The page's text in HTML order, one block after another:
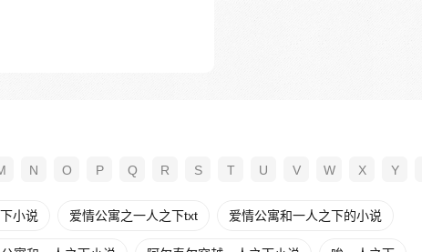
N O P Q R S T U V W X Y
小说 爱情公寓之一人之下txt 爱情公寓和一人之下的小说